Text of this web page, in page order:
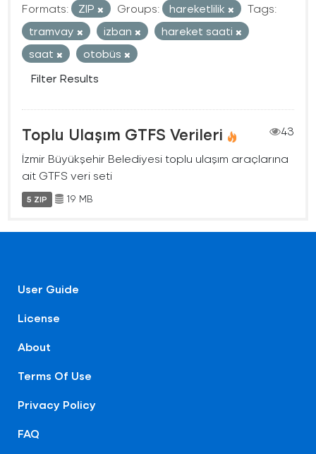
Formats:
ZIP Groups: hareketlilik
Tags:
tramvay
izban
hareket saati
saat
otobüs
Filter Results
Toplu Ulaşım GTFS Verileri
43
İzmir Büyükşehir Belediyesi toplu ulaşım araçlarına
ait GTFS veri seti
5 ZIP 19 MB
User Guide
License
About
Terms Of Use
Privacy Policy
FAQ